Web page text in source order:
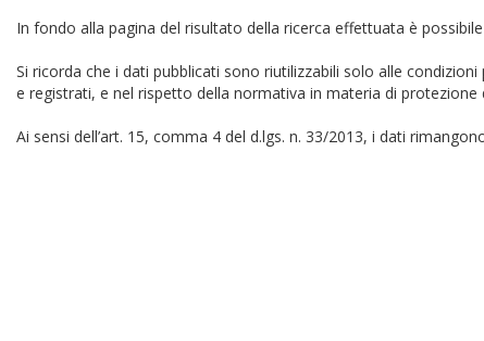
In fondo alla pagina del risultato della ricerca effettuata è
Si ricorda che i dati pubblicati sono riutilizzabili solo alle
e registrati, e nel rispetto della normativa in materia di protezione
Ai sensi dell’art. 15, comma 4 del d.lgs. n. 33/2013, i dati